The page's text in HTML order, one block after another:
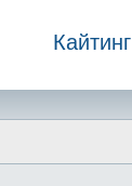
Кайтинг